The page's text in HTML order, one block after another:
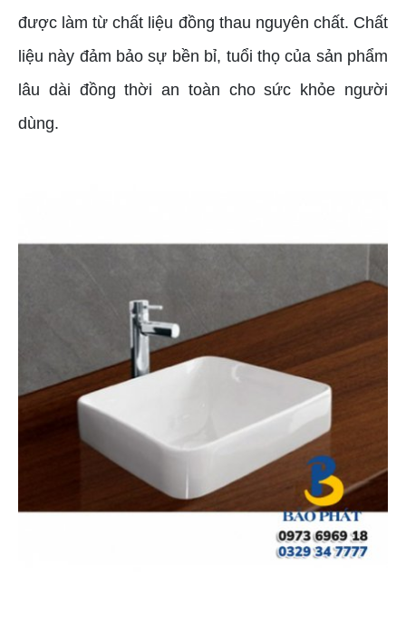
được làm từ chất liệu đồng thau nguyên chất. Chất
liệu này đảm bảo sự bền bỉ, tuổi thọ của sản phẩm
lâu dài đồng thời an toàn cho sức khỏe người
dùng.